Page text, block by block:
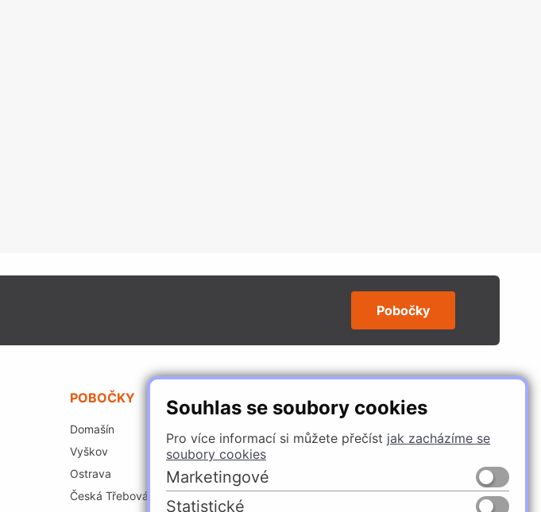
Souhlas se soubory cookies
Pro více informací si můžete přečíst jak zacházíme se
soubory cookies
Marketingové
Statistické
Pobočky
POBOČKY
Domašín
Vyškov
Ostrava
Česká Třebová
SLEDUJTE NÁS